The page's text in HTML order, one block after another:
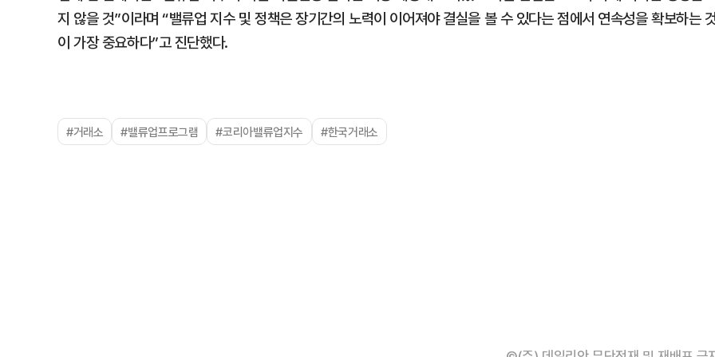
지 않을 것”이라며 “밸류업 지수 및 정책은 장기간의 노력이 이어져야 결실을 볼 수 있다는 점에서 연속성을 확보하는
이 가장 중요하다”고 진단했다.
#거래소 #밸류업프로그램 #코리아밸류업지수 #한국거래소